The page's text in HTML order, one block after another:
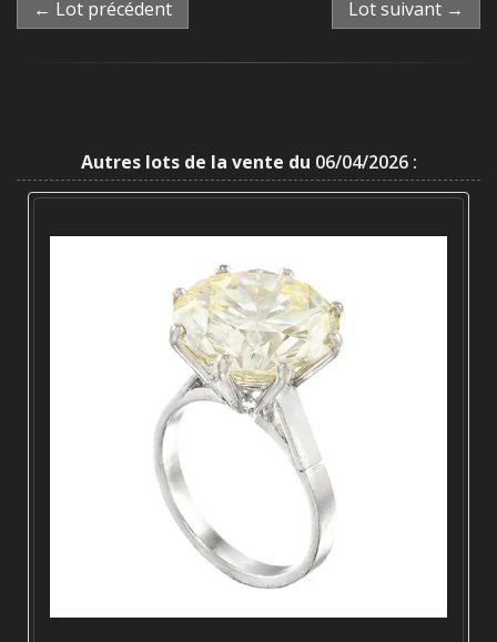
← Lot précédent Lot suivant →
Autres lots de la vente du 06/04/2026 :